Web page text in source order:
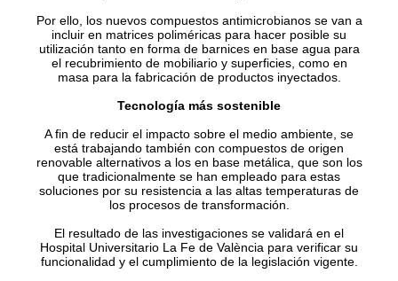
Por ello, los nuevos compuestos antimicrobianos se van a
incluir en matrices poliméricas para hacer posible su
utilización tanto en forma de barnices en base agua para
el recubrimiento de mobiliario y superficies, como en
masa para la fabricación de productos inyectados.
Tecnología más sostenible
A fin de reducir el impacto sobre el medio ambiente, se
está trabajando también con compuestos de origen
renovable alternativos a los en base metálica, que son los
que tradicionalmente se han empleado para estas
soluciones por su resistencia a las altas temperaturas de
los procesos de transformación.
El resultado de las investigaciones se validará en el
Hospital Universitario La Fe de València para verificar su
funcionalidad y el cumplimiento de la legislación vigente.